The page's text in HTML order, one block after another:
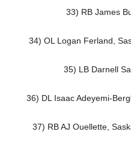
33) RB James
34) OL Logan Ferland,
35) LB Darnell
36) DL Isaac Adeyemi-
37) RB AJ Ouellette,